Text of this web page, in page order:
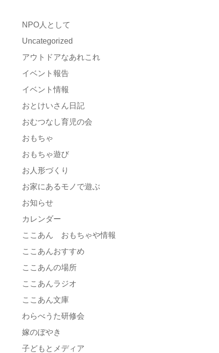
NPO人として
Uncategorized
アウトドアなあれこれ
イベント報告
イベント情報
おとけいさん日記
おむつなし育児の会
おもちゃ
おもちゃ遊び
お人形づくり
お家にあるモノで遊ぶ
お知らせ
カレンダー
ここあん おもちゃや情報
ここあんおすすめ
ここあんの場所
ここあんラジオ
ここあん文庫
わらべうた研修会
嫁のぼやき
子どもとメディア